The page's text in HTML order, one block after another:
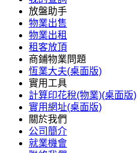
放盤助手
物業出售
物業出租
租客放頂
商鋪物業問題
恆業大夫(桌面版)
實用工具
計算印花稅(物業)(桌面版)
實用網址(桌面版)
關於我們
公司簡介
就業機會